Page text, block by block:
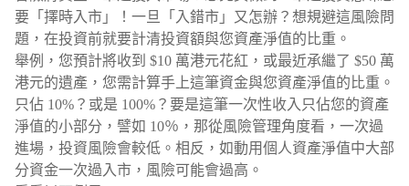
要「擇時入市」！一旦「入錯市」又怎辦？想規避這風險問
題，在投資前就要計清投資額與您資產淨值的比重。
舉例，您預計將收到 $10 萬港元花紅，或最近承繼了 $50 萬
港元的遺產，您需計算手上這筆資金與您資產淨值的比重。
只佔 10%？或是 100%？要是這筆一次性收入只佔您的資產
淨值的小部分，譬如 10％，那從風險管理角度看，一次過
進場，投資風險會較低。相反，如動用個人資產淨值中大部
分資金一次過入市，風險可能會過高。